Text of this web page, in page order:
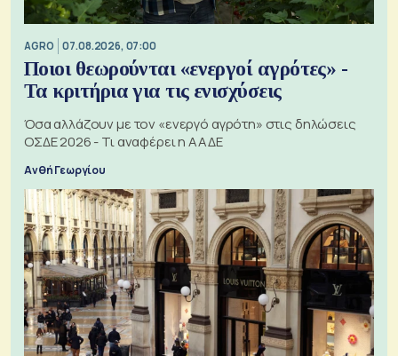
AGRO 07.08.2026, 07:00
Ποιοι θεωρούνται «ενεργοί αγρότες» -
Τα κριτήρια για τις ενισχύσεις
Όσα αλλάζουν με τον «ενεργό αγρότη» στις δηλώσεις
ΟΣΔΕ 2026 - Τι αναφέρει η ΑΑΔΕ
Ανθή Γεωργίου